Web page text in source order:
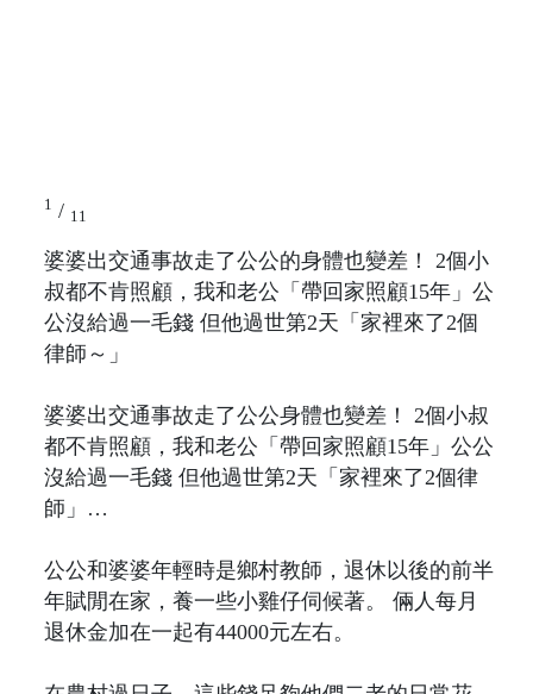
1 / 11
婆婆出交通事故走了公公的身體也變差！ 2個小
叔都不肯照顧，我和老公「帶回家照顧15年」公
公沒給過一毛錢 但他過世第2天「家裡來了2個
律師～」
婆婆出交通事故走了公公身體也變差！ 2個小叔
都不肯照顧，我和老公「帶回家照顧15年」公公
沒給過一毛錢 但他過世第2天「家裡來了2個律
師」…
公公和婆婆年輕時是鄉村教師，退休以後的前半
年賦閒在家，養一些小雞仔伺候著。 倆人每月
退休金加在一起有44000元左右。